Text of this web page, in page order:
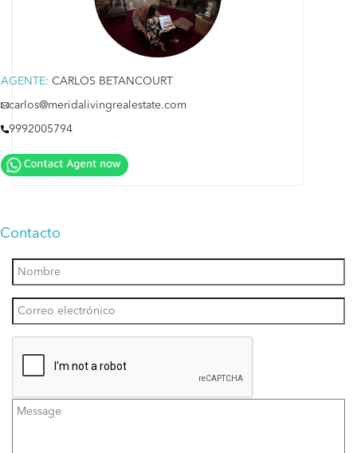
AGENTE: CARLOS BETANCOURT
carlos@meridalivingrealestate.com
9992005794
Contacto